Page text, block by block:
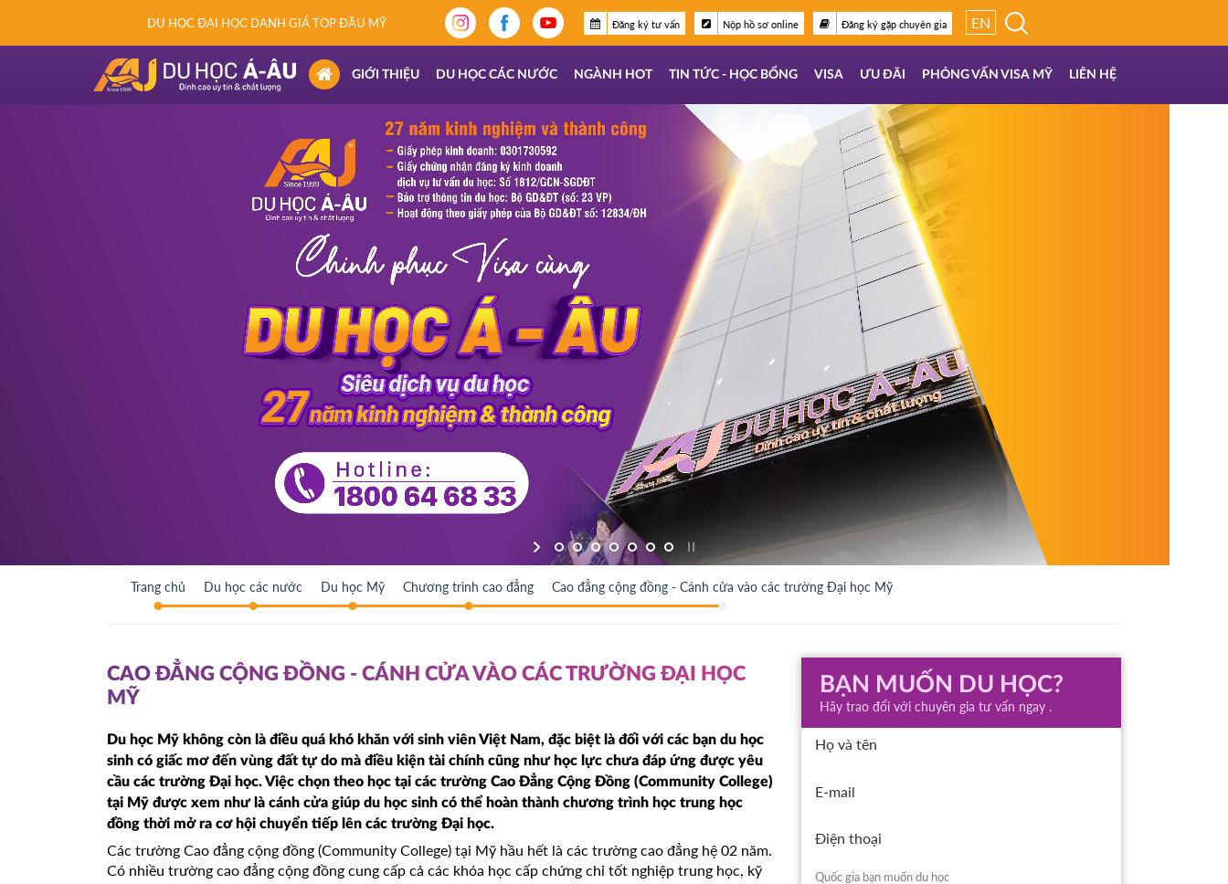
DU HỌC ĐẠI HỌC DANH GIÁ TOP ĐẦU MỸ Đăng ký tư vấn Nộp hồ sơ online Đăng ký gặp chuyên gia EN
(CURRENT)
GIỚI THIỆU DU HỌC CÁC NƯỚC NGÀNH HOT TIN TỨC - HỌC BỔNG VISA ƯU ĐÃI PHỎNG VẤN VISA MỸ LIÊN HỆ
Trang chủ Du học các nước Du học Mỹ Chương trình cao đẳng Cao đẳng cộng đồng - Cánh cửa vào các trường Đại học Mỹ
CAO ĐẲNG CỘNG ĐỒNG - CÁNH CỬA VÀO CÁC TRƯỜNG ĐẠI HỌC
MỸ
Du học Mỹ không còn là điều quá khó khăn với sinh viên Việt Nam, đặc biệt là đối với các bạn du học
sinh có giấc mơ đến vùng đất tự do mà điều kiện tài chính cũng như học lực chưa đáp ứng được yêu
cầu các trường Đại học. Việc chọn theo học tại các trường Cao Đẳng Cộng Đồng (Community College)
tại Mỹ được xem như là cánh cửa giúp du học sinh có thể hoàn thành chương trình học trung học
đồng thời mở ra cơ hội chuyển tiếp lên các trường Đại học.
Các trường Cao đẳng cộng đồng (Community College) tại Mỹ hầu hết là các trường cao đẳng hệ 02 năm.
Có nhiều trường cao đẳng cộng đồng cung cấp cả các khóa học cấp chứng chỉ tốt nghiệp trung học, kỹ
BẠN MUỐN DU HỌC?
Hãy trao đổi với chuyên gia tư vấn ngay .
Họ và tên
E-mail
Điện thoại
Quốc gia bạn muốn du học